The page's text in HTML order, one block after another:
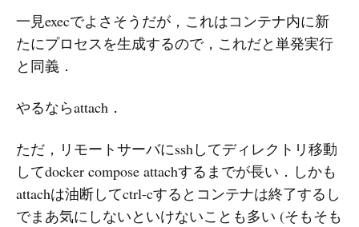
一見execでよさそうだが，これはコンテナ内に新
たにプロセスを生成するので，これだと単発実行
と同義．
やるならattach．
ただ，リモートサーバにsshしてディレクトリ移動
してdocker compose attachするまでが長い．しかも
attachは油断してctrl-cするとコンテナは終了するし
でまあ気にしないといけないことも多い (そもそも